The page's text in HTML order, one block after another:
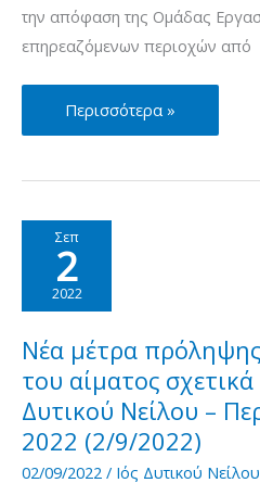
την απόφαση της Ομάδας
επηρεαζόμενων περιοχών από
Νέα
μέτρα
την
ασφάλεια
του
αίματος
σχετικά
με
ιό
του
Περισσότερα »
Σεπ
2
2022
Νέα μέτρα
του αίματος
Δυτικού Νείλου –
2022 (2/9/2022)
02/09/2022 / Ιός Δυτικού Νείλου